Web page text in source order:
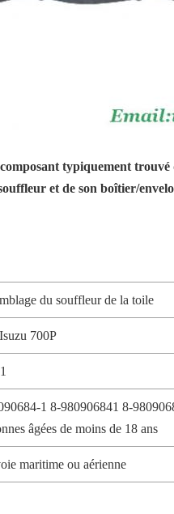
typiquement
et de son boîtier/
du souffleur de la toile
700P
1 8-980906841 8-
âgées de moins de 18 ans
maritime ou aérienne